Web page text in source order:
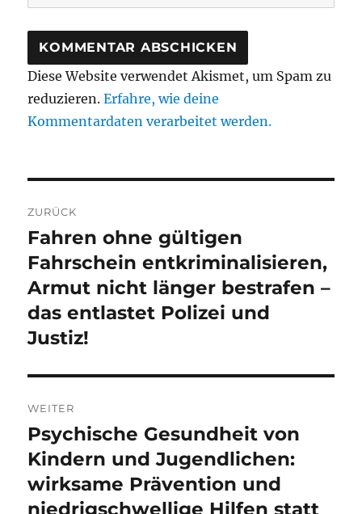
Diese Website verwendet Akismet, um Spam zu
reduzieren.Erfahre, wie deine
Kommentardaten verarbeitet werden.
ZURÜCK
Vorheriger
Beitrag:
Fahren ohne gültigen
Fahrschein entkriminalisieren,
Armut nicht länger bestrafen –
das entlastet Polizei und
Justiz!
WEITER
Nächster
Beitrag:
Psychische Gesundheit von
Kindern und Jugendlichen:
wirksame Prävention und
niedrigschwellige Hilfen statt